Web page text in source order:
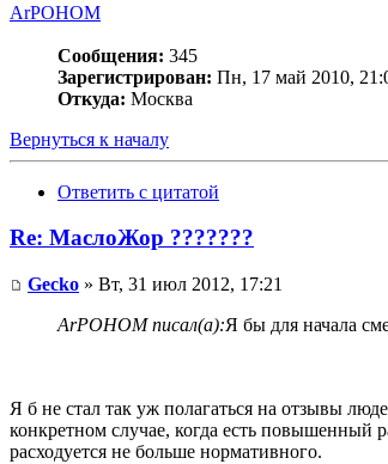
ArPOHOM
Сообщения: 345
Зарегистрирован: Пн, 17 май 2010,
Откуда: Москва
Вернуться к началу
Ответить с цитатой
Re: МаслоЖор ???????
Gecko » Вт, 31 июл 2012, 17:21
ArPOHOM писал(а):Я бы для начала
Я б не стал так уж полагаться на отзывы
конкретном случае, когда есть повышенный
расходуется не больше нормативного.